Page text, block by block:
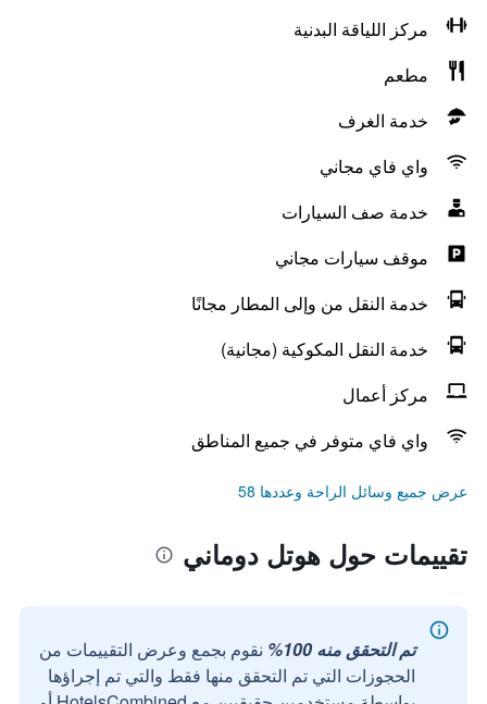
مركز اللياقة البدنية
مطعم
خدمة الغرف
واي فاي مجاني
خدمة صف السيارات
موقف سيارات مجاني
خدمة النقل من وإلى المطار مجانًا
خدمة النقل المكوكية (مجانية)
مركز أعمال
واي فاي متوفر في جميع المناطق
عرض جميع وسائل الراحة وعددها 58
تقييمات حول هوتل دوماني
تم التحقق منه 100%
نقوم بجمع وعرض التقييمات من
الحجوزات التي تم التحقق منها فقط والتي تم إجراؤها